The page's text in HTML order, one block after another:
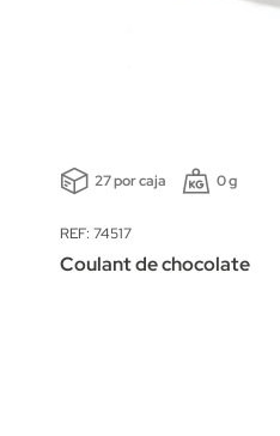
27 por caja 0 g
REF: 74517
Coulant de chocolate